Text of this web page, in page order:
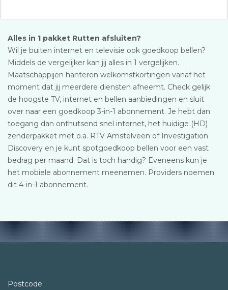
Alles in 1 pakket Rutten afsluiten?
Wil je buiten internet en televisie ook goedkoop bellen?
Middels de vergelijker kan jij alles in 1 vergelijken.
Maatschappijen hanteren welkomstkortingen vanaf het
moment dat jij meerdere diensten afneemt. Check gelijk
de hoogste TV, internet en bellen aanbiedingen en sluit
over naar een goedkoop 3-in-1 abonnement. Je hebt dan
toegang dan onthutsend snel internet, het huidige (HD)
zenderpakket met o.a. RTV Amstelveen of Investigation
Discovery en je kunt spotgoedkoop bellen voor een vast
bedrag per maand. Dat is toch handig? Eveneens kun je
het mobiele abonnement meenemen. Providers noemen
dit 4-in-1 abonnement.
Postcode